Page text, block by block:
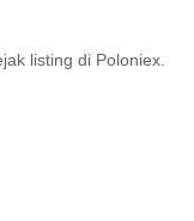
listing di Poloniex.